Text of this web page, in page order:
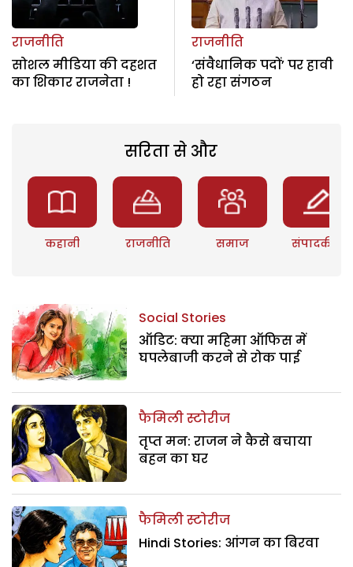
राजनीति
सोशल मीडिया की दहशत
का शिकार राजनेता !
राजनीति
‘संवैधानिक पदों’ पर हावी
हो रहा संगठन
सरिता से और
कहानी राजनीति समाज संपादकीय
Social Stories
ऑडिट: क्या महिमा ऑफिस में
घपलेबाजी करने से रोक पाई
फैमिली स्टोरीज
तृप्त मन: राजन ने कैसे बचाया
बहन का घर
फैमिली स्टोरीज
Hindi Stories: आंगन का बिरवा